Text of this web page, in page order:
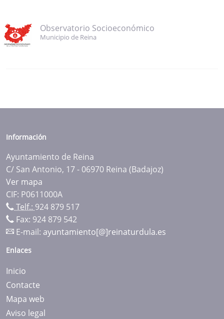
Observatorio Socioeconómico
Municipio de Reina
Información
Ayuntamiento de Reina
C/ San Antonio, 17 - 06970 Reina (Badajoz)
Ver mapa
CIF: P0611000A
Telf.: 924 879 517
Fax: 924 879 542
E-mail: ayuntamiento[@]reinaturdula.es
Enlaces
Inicio
Contacte
Mapa web
Aviso legal